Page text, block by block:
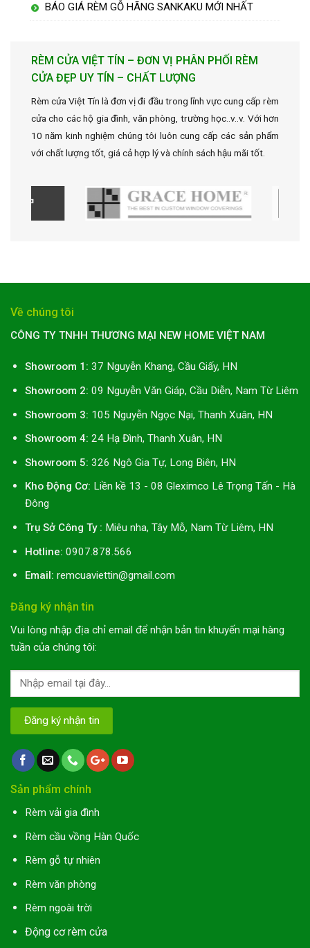
BÁO GIÁ RÈM GỖ HÃNG SANKAKU MỚI NHẤT
RÈM CỬA VIỆT TÍN – ĐƠN VỊ PHÂN PHỐI RÈM
CỬA ĐẸP UY TÍN – CHẤT LƯỢNG
Rèm cửa Việt Tín là đơn vị đi đầu trong lĩnh vực cung cấp rèm
cửa cho các hộ gia đình, văn phòng, trường học..v..v. Với hơn
10 năm kinh nghiệm chúng tôi luôn cung cấp các sản phẩm
với chất lượng tốt, giá cả hợp lý và chính sách hậu mãi tốt.
Về chúng tôi
CÔNG TY TNHH THƯƠNG MẠI NEW HOME VIỆT NAM
Showroom 1: 37 Nguyễn Khang, Cầu Giấy, HN
Showroom 2: 09 Nguyễn Văn Giáp, Cầu Diễn, Nam Từ Liêm
Showroom 3: 105 Nguyễn Ngọc Nại, Thanh Xuân, HN
Showroom 4: 24 Hạ Đình, Thanh Xuân, HN
Showroom 5: 326 Ngô Gia Tự, Long Biên, HN
Kho Động Cơ: Liền kề 13 - 08 Gleximco Lê Trọng Tấn - Hà
Đông
Trụ Sở Công Ty : Miêu nha, Tây Mỗ, Nam Từ Liêm, HN
Hotline: 0907.878.566
Email: remcuaviettin@gmail.com
Đăng ký nhận tin
Vui lòng nhập địa chỉ email để nhận bản tin khuyến mại hàng
tuần của chúng tôi:
Sản phẩm chính
Rèm vải gia đình
Rèm cầu vồng Hàn Quốc
Rèm gỗ tự nhiên
Rèm văn phòng
Rèm ngoài trời
Động cơ rèm cửa